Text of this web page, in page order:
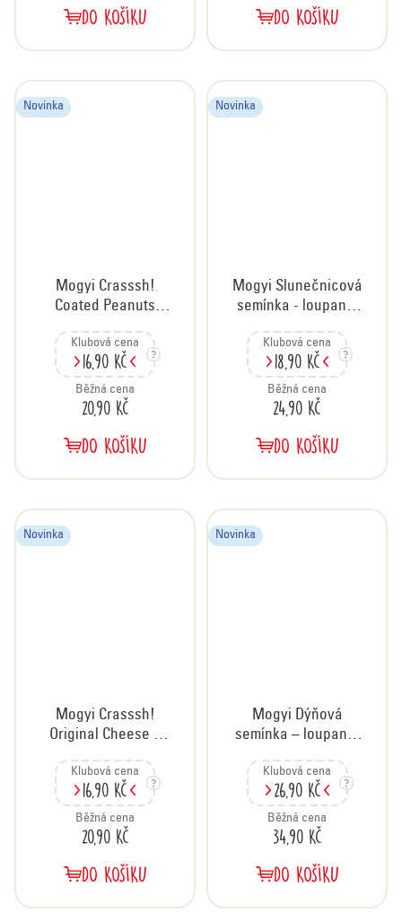
DO KOŠÍKU DO KOŠÍKU
Novinka
Mogyi Crasssh!
Coated Peanuts
Klubová cena
16,90 Kč
Běžná cena
20,90 Kč
DO KOŠÍKU
Novinka
Mogyi Slunečnicová
semínka - loupaná,
100 g
Klubová cena
18,90 Kč
Běžná cena
24,90 Kč
DO KOŠÍKU
Novinka
Mogyi Crasssh!
Original Cheese –
příchutí sýra, 60 g
Klubová cena
16,90 Kč
Běžná cena
20,90 Kč
DO KOŠÍKU
Novinka
Mogyi Dýňová
semínka – loupaná,
70 g
Klubová cena
26,90 Kč
Běžná cena
34,90 Kč
DO KOŠÍKU